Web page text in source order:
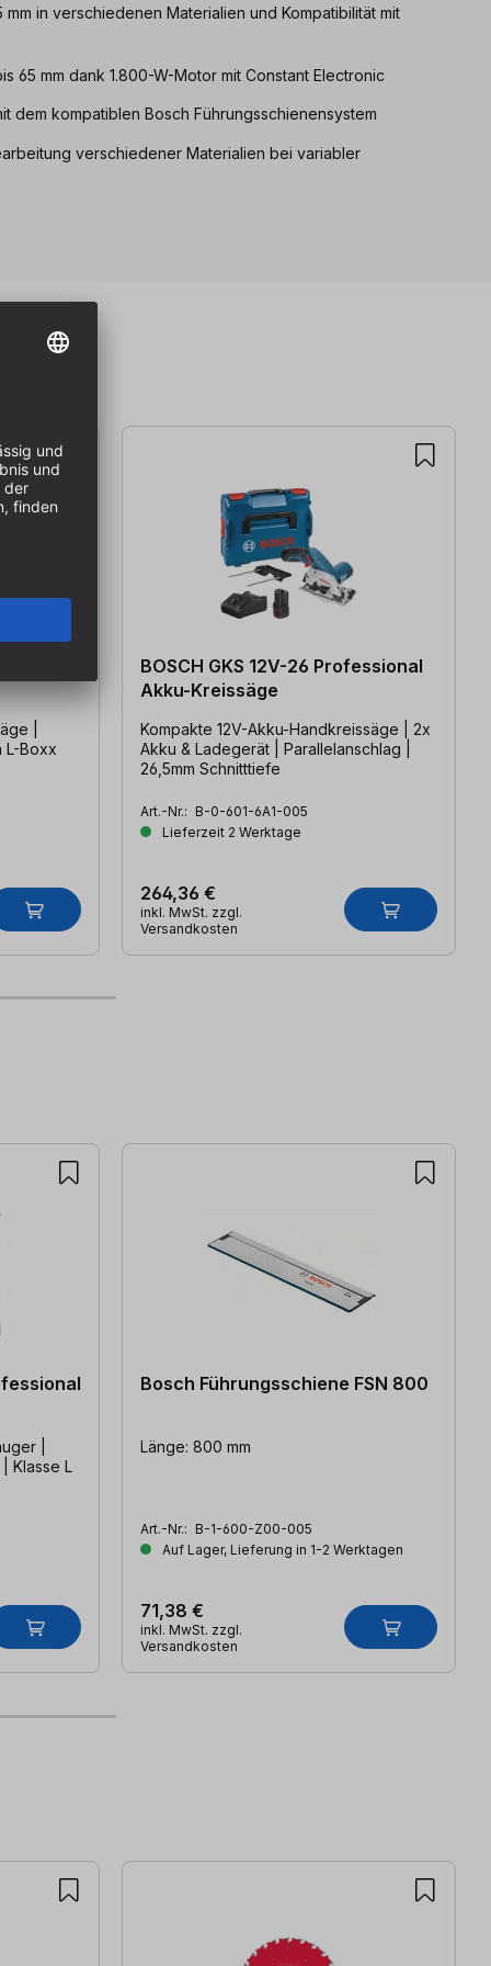
in verschiedenen Materialien und Kompatibilität mit
65 mm dank 1.800-W-Motor mit Constant Electronic
dem kompatiblen Bosch Führungsschienensystem
verschiedener Materialien bei variabler
|
L-Boxx
BOSCH GKS 12V-26 Professional
Akku-Kreissäge
Kompakte 12V-Akku-Handkreissäge | 2x
Akku & Ladegerät | Parallelanschlag |
26,5mm Schnitttiefe
Art.-Nr.: B-0-601-6A1-005
Lieferzeit 2 Werktage
264,36 €
inkl. MwSt. zzgl.
Versandkosten
|
Klasse L
Bosch Führungsschiene FSN 800
Länge: 800 mm
Art.-Nr.: B-1-600-Z00-005
Auf Lager, Lieferung in 1-2 Werktagen
71,38 €
inkl. MwSt. zzgl.
Versandkosten